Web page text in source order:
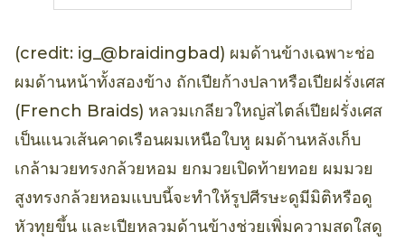
(credit: ig_@braidingbad) ผมด้านข้างเฉพาะช่อ
ผมด้านหน้าทั้งสองข้าง ถักเปียก้างปลาหรือเปียฝรั่งเศส
(French Braids) หลวมเกลียวใหญ่สไตล์เปียฝรั่งเศส
เป็นแนวเส้นคาดเรือนผมเหนือใบหู ผมด้านหลังเก็บ
เกล้ามวยทรงกล้วยหอม ยกมวยเปิดท้ายทอย ผมมวย
สูงทรงกล้วยหอมแบบนี้จะทำให้รูปศีรษะดูมีมิติหรือดู
หัวทุยขึ้น และเปียหลวมด้านข้างช่วยเพิ่มความสดใสดู